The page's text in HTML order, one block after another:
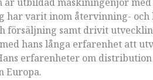
har varit inom återvinning-
försäljning samt drivit
hans långa erfarenhet att
erfarenheter om distribution
Europa.